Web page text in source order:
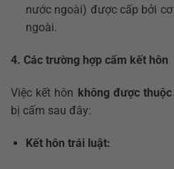
nước ngoài) được cấp bởi
ngoài.
4. Các trường hợp cấm kết hôn
Việc kết hôn không được
bị cấm sau đây:
Kết hôn trái luật: